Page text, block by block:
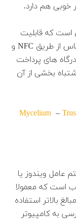
خوبی هم دارد.
است که قابلیت
های متنوع پرداخت مانند پرداخت بدون تماس از طریق NFC و
های پرداخت
بخشی از آن
Mycelium –
عامل ویندوز یا
است که معمولا
بالاتر استفاده
به کامپیوتر